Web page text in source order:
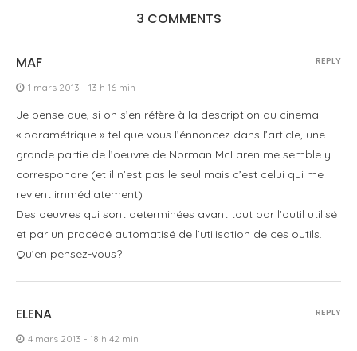
3 COMMENTS
MAF
1 mars 2013 - 13 h 16 min
Je pense que, si on s’en réfère à la description du cinema
« paramétrique » tel que vous l’énnoncez dans l’article, une
grande partie de l’oeuvre de Norman McLaren me semble y
correspondre (et il n’est pas le seul mais c’est celui qui me
revient immédiatement) .
Des oeuvres qui sont determinées avant tout par l’outil utilisé
et par un procédé automatisé de l’utilisation de ces outils.
Qu’en pensez-vous?
REPLY
ELENA
4 mars 2013 - 18 h 42 min
REPLY